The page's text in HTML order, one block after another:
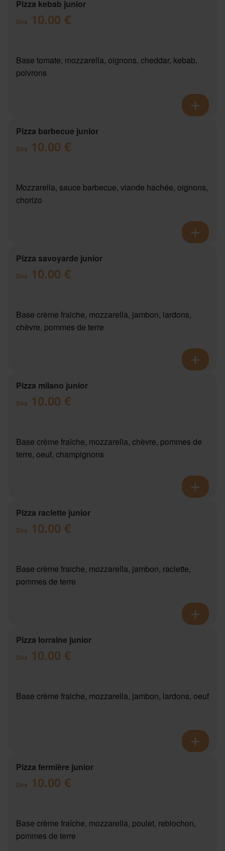
Pizza kebab junior
Dès 10.00 €
Base tomate, mozzarella, oignons, cheddar, kebab,
poivrons
Pizza barbecue junior
Dès 10.00 €
Mozzarella, sauce barbecue, viande hachée, oignons,
chorizo
Pizza savoyarde junior
Dès 10.00 €
Base crème fraiche, mozzarella, jambon, lardons,
chèvre, pommes de terre
Pizza milano junior
Dès 10.00 €
Base crème fraîche, mozzarella, chèvre, pommes de
terre, oeuf, champignons
Pizza raclette junior
Dès 10.00 €
Base crème fraiche, mozzarella, jambon, raclette,
pommes de terre
Pizza lorraine junior
Dès 10.00 €
Base crème fraiche, mozzarella, jambon, lardons, oeuf
Pizza fermière junior
Dès 10.00 €
Base crème fraîche, mozzarella, poulet, reblochon,
pommes de terre